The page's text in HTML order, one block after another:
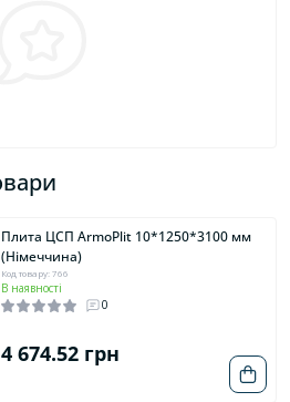
Плита ЦСП ArmoPlit 10*1250*3100 мм
(Німеччина)
Код товару: 766
В наявності
0
4 674.52 грн